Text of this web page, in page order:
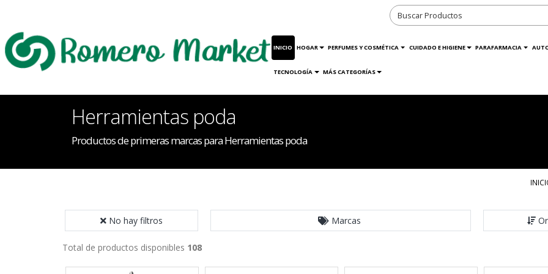
INICIO HOGAR PERFUMES Y COSMÉTICA CUIDADO E HIGIENE PARAFARMACIA
TECNOLOGÍA MÁS CATEGORÍAS
Herramientas poda
Productos de primeras marcas para Herramientas poda
No hay filtros Marcas
Total de productos disponibles 108